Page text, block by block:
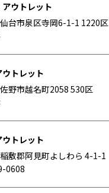
ウトレット
台市泉区寺岡6-1-1 1220区
トレット
野市越名町2058 530区
トレット
敷郡阿見町よしわら 4-1-1
0608